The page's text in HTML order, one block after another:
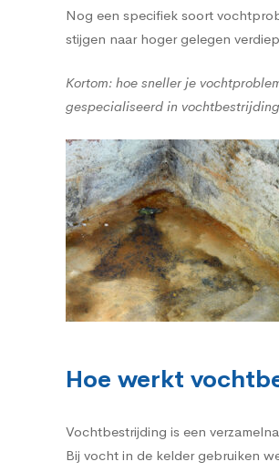
Nog een specifiek soort
stijgen naar hoger gelegen
Kortom: hoe sneller je
gespecialiseerd in
Hoe werkt
Vochtbestrijding is een
Bij vocht in de kelder gebruiken